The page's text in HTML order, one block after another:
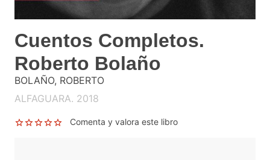
Cuentos Completos.
Roberto Bolaño
BOLAÑO, ROBERTO
ALFAGUARA. 2018
Comenta y valora este libro